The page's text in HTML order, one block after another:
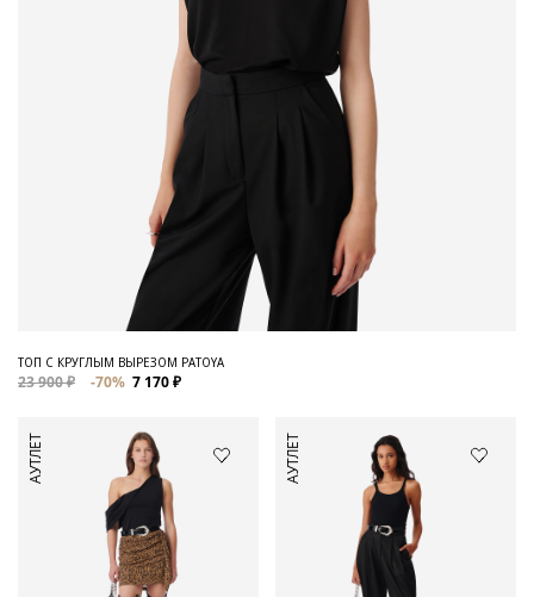
ТОП С КРУГЛЫМ ВЫРЕЗОМ PATOYA
23 900 ₽ -70% 7 170 ₽
АУТЛЕТ АУТЛЕТ